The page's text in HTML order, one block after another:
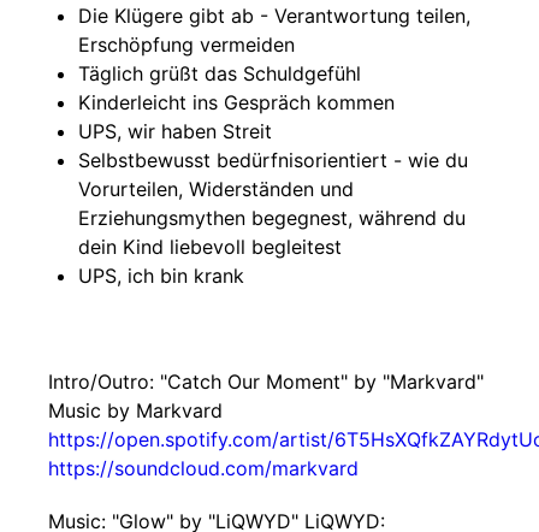
Die Klügere gibt ab - Verantwortung teilen,
Erschöpfung vermeiden
Täglich grüßt das Schuldgefühl
Kinderleicht ins Gespräch kommen
UPS, wir haben Streit
Selbstbewusst bedürfnisorientiert - wie du
Vorurteilen, Widerständen und
Erziehungsmythen begegnest, während du
dein Kind liebevoll begleitest
UPS, ich bin krank
Intro/Outro: "Catch Our Moment" by "Markvard"
Music by Markvard
https://open.spotify.com/artist/
https://soundcloud.com/markvard
Music: "Glow" by "LiQWYD" LiQWYD: